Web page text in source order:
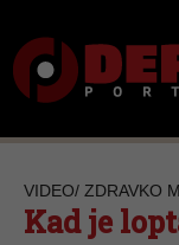
VIDEO/ ZDRAVKO
Kad je